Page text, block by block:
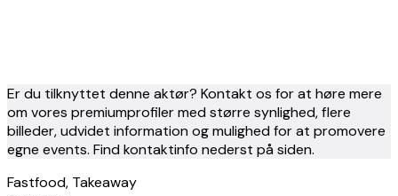
Er du tilknyttet denne aktør? Kontakt os for at høre mere
om vores premiumprofiler med større synlighed, flere
billeder, udvidet information og mulighed for at promovere
egne events. Find kontaktinfo nederst på siden.
Fastfood, Takeaway